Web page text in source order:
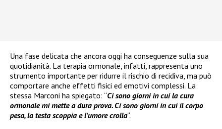
Una fase delicata che ancora oggi ha conseguenze sulla sua
quotidianità. La terapia ormonale, infatti, rappresenta uno
strumento importante per ridurre il rischio di recidiva, ma può
comportare anche effetti fisici ed emotivi complessi. La
stessa Marconi ha spiegato: “Ci sono giorni in cui la cura
ormonale mi mette a dura prova. Ci sono giorni in cui il corpo
pesa, la testa scoppia e l’umore crolla“.